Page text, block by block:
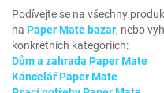
Podívejte se na všechny
na Paper Mate bazar, nebo
konkrétních kategoriích:
Dům a zahrada Paper Mate
Kancelář Paper Mate